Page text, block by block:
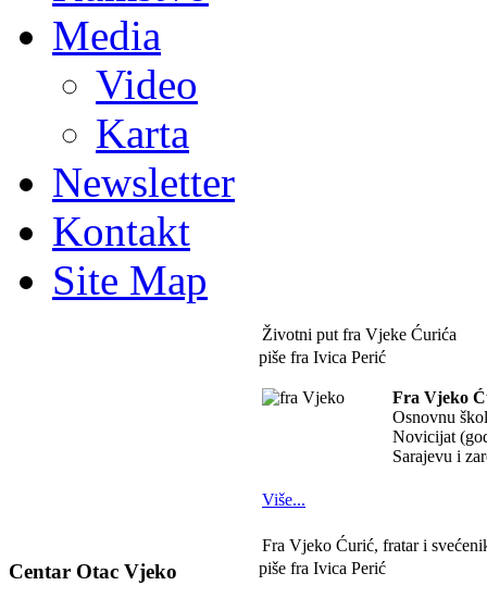
Media
Video
Karta
Newsletter
Kontakt
Site Map
Centar Otac Vjeko
Životni put fra Vjeke Ćurića
piše fra Ivica Perić
Fra Vjeko
Osnovnu
Novicijat
Sarajevu i
Više...
Fra Vjeko Ćurić, fratar i
piše fra Ivica Perić